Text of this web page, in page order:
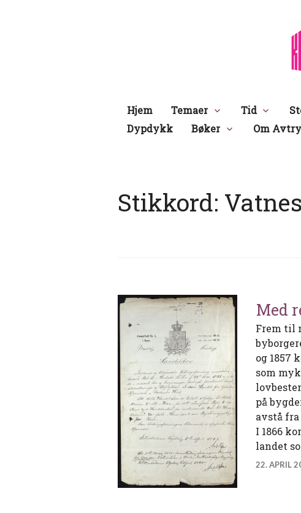
Hjem Temaer Tid
Dypdykk
Bøker Om
Stikkord:
Med
Frem til
og 1857
som
på
avstå
I 1866
landet
22. APRIL